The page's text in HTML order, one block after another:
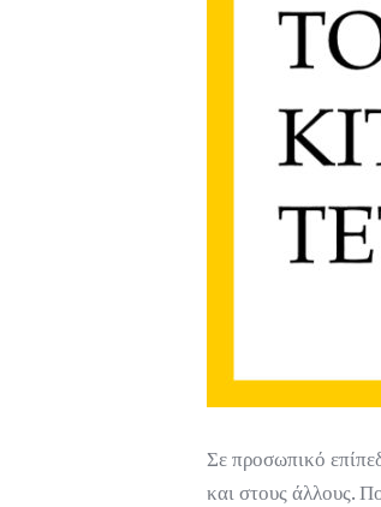
Σε προσωπικό
και στους άλλους.